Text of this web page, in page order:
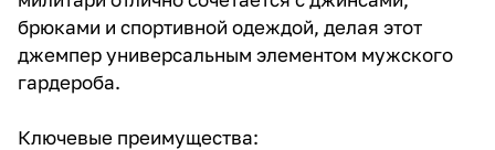
брюками и спортивной одеждой, делая этот
джемпер универсальным элементом мужского
гардероба.
Ключевые преимущества: